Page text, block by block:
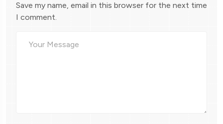
Save my name, email in this browser for the next time
I comment.